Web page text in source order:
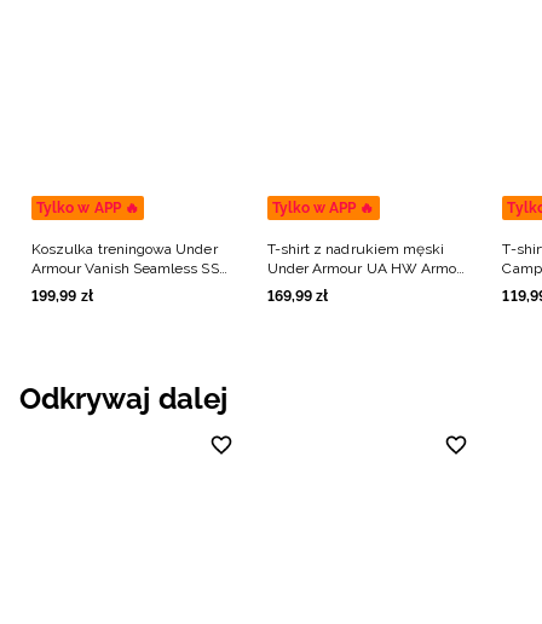
Tylko w APP 🔥
Koszulka treningowa Under
Armour Vanish Seamless SS
męska - czarna
199,99 zł
Tylko w APP 🔥
T-shirt z nadrukiem męski
Under Armour UA HW Armour
Label SS - czarny
169,99 zł
T-
119,
Odkrywaj dalej